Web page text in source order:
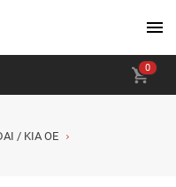
0
/ KIA OE